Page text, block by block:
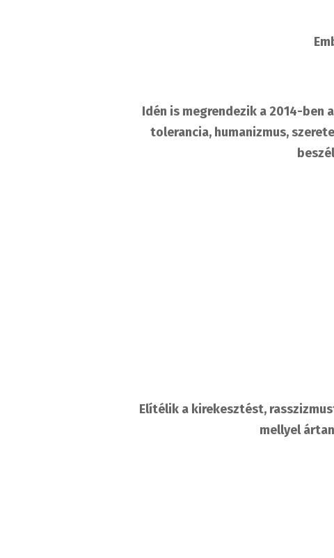
Idén is megrendezik a 2014-
tolerancia, humanizmus,
Elítélik a kirekesztést,
mellyel